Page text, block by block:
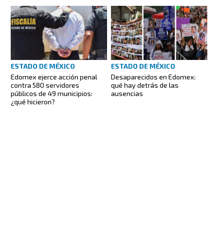
ESTADO DE MÉXICO
Edomex ejerce acción penal
contra 580 servidores
públicos de 49 municipios:
¿qué hicieron?
ESTADO DE MÉXICO
Desaparecidos en Edomex:
qué hay detrás de las
ausencias